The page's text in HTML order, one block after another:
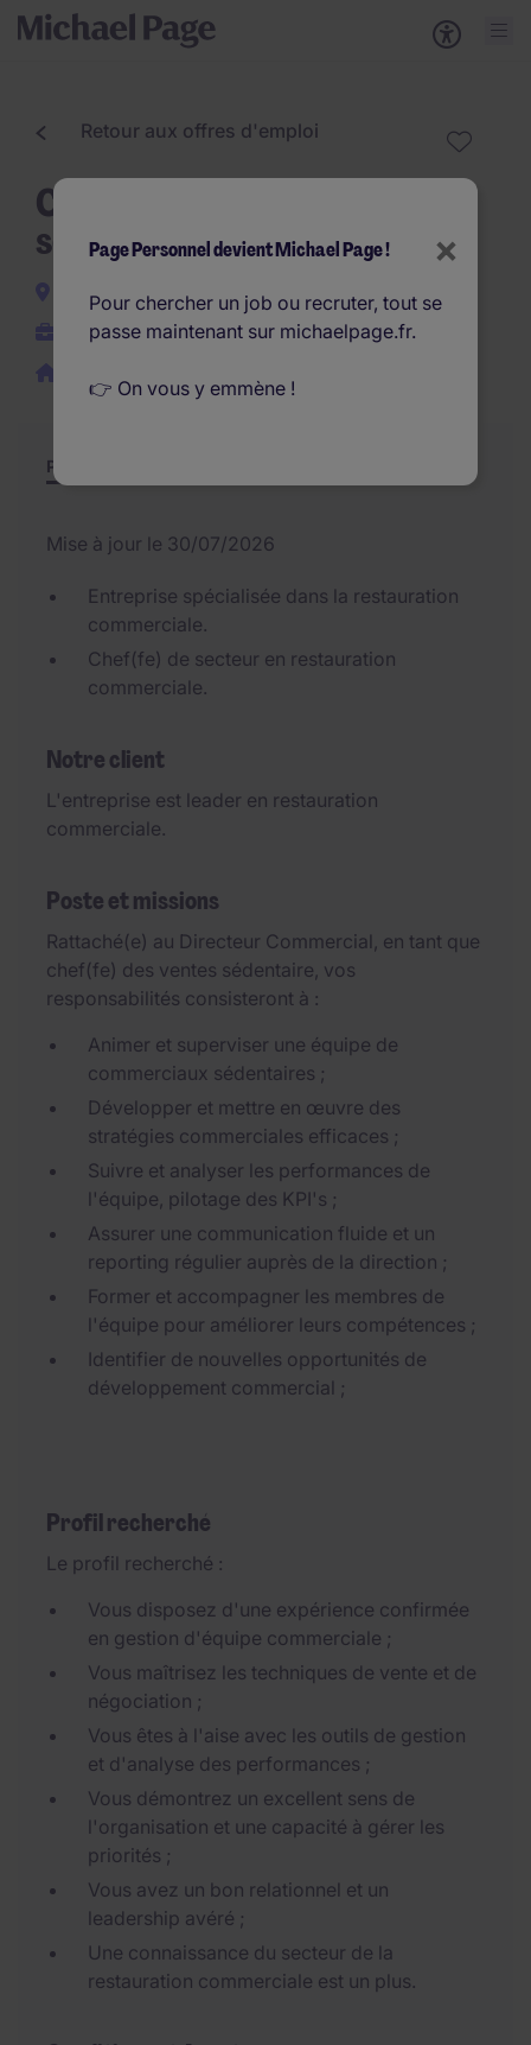
Retour aux offres d'emploi
Chef des ventes H/F - équipe
sédentaire
Toulouse
CDI
Poste et missions
Mise à jour le 30/07/2026
Entreprise spécialisée dans la restauration
commerciale.
Chef(fe) de secteur en restauration
commerciale.
Notre client
L'entreprise est leader en restauration
commerciale.
Poste et missions
Rattaché(e) au Directeur Commercial, en tant que
chef(fe) des ventes sédentaire, vos
responsabilités consisteront à :
Animer et superviser une équipe de
commerciaux sédentaires ;
Développer et mettre en œuvre des
stratégies commerciales efficaces ;
Suivre et analyser les performances de
l'équipe, pilotage des KPI's ;
Assurer une communication fluide et un
reporting régulier auprès de la direction ;
Former et accompagner les membres de
l'équipe pour améliorer leurs compétences ;
Identifier de nouvelles opportunités de
développement commercial ;
Profil recherché
Le profil recherché :
Vous disposez d'une expérience confirmée
en gestion d'équipe commerciale ;
Vous maîtrisez les techniques de vente et de
négociation ;
Vous êtes à l'aise avec les outils de gestion
et d'analyse des performances ;
Vous démontrez un excellent sens de
l'organisation et une capacité à gérer les
priorités ;
Vous avez un bon relationnel et un
leadership avéré ;
Une connaissance du secteur de la
restauration commerciale est un plus.
×
Page Personnel devient Michael Page !
Pour chercher un job ou recruter, tout se
passe maintenant sur michaelpage.fr.
👉 On vous y emmène !